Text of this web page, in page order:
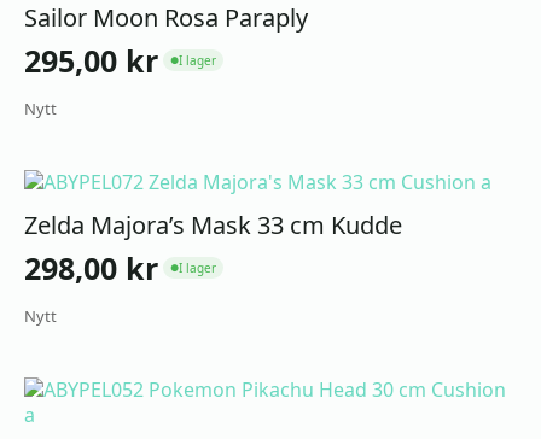
Sailor Moon Rosa Paraply
295,00 kr ●I lager
Nytt
Zelda Majora’s Mask 33 cm Kudde
298,00 kr ●I lager
Nytt